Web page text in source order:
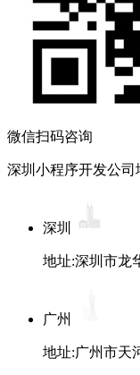
微信扫码咨询
深圳小程序开发公司
深圳
地址:深圳市龙
广州
地址:广州市天